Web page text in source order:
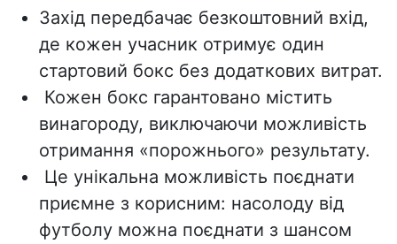
Захід передбачає безкоштовний вхід,
де кожен учасник отримує один
стартовий бокс без додаткових витрат.
Кожен бокс гарантовано містить
винагороду, виключаючи можливість
отримання «порожнього» результату.
Це унікальна можливість поєднати
приємне з корисним: насолоду від
футболу можна поєднати з шансом